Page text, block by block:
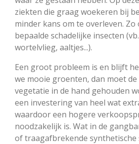
ziekten die graag woekeren bij
minder kans om te overleven.
bepaalde schadelijke insecten
wortelvlieg, aaltjes...).
Een groot probleem is en blijft
we mooie groenten, dan moet
vegetatie in de hand gehouden
een investering van heel wat
waardoor een hogere
noodzakelijk is. Wat in de
of traagafbrekende synthetische